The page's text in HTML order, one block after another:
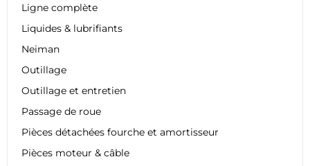
Ligne complète
Liquides & lubrifiants
Neiman
Outillage
Outillage et entretien
Passage de roue
Pièces détachées fourche et amortisseur
Pièces moteur & câble